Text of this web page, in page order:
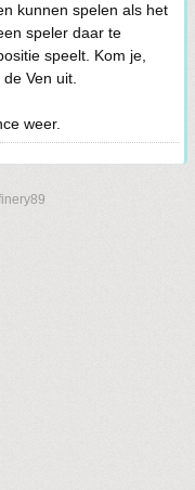
kunnen spelen als het
speler daar te
speelt. Kom je,
Ven uit.
weer.